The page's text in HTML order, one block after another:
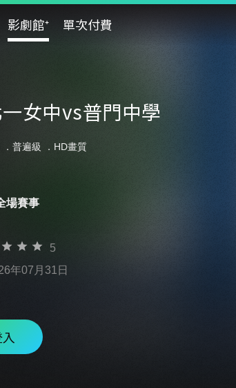
影劇館⁺ 單次付費
女中vs普門中學
普遍級 ．HD畫質
場賽事
5
年07月31日